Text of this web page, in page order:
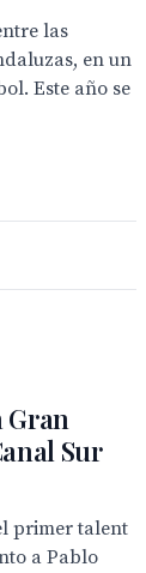
las
en un
Este año se
Gran
Sur
primer talent
a Pablo